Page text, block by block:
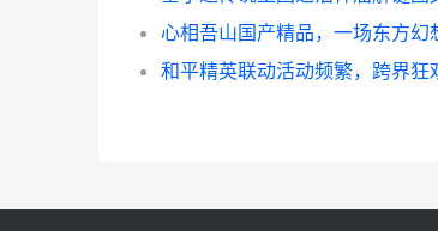
心相吾山国产精品，一场东方幻